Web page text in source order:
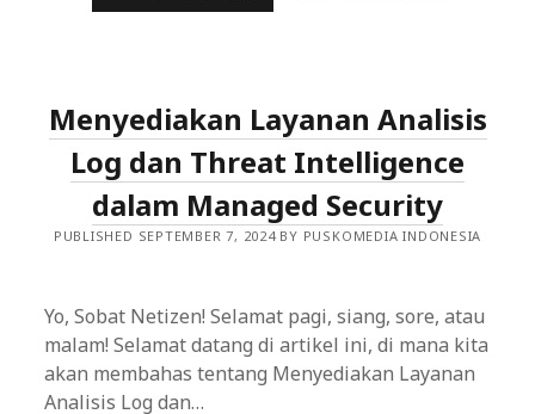
INTELLIGENCE
UNTUK
PERLINDUNGAN
YANG
LEBIH
EFEKTIF
Menyediakan Layanan Analisis
Log dan Threat Intelligence
dalam Managed Security
PUBLISHED SEPTEMBER 7, 2024 BY PUSKOMEDIA INDONESIA
Yo, Sobat Netizen! Selamat pagi, siang, sore, atau
malam! Selamat datang di artikel ini, di mana kita
akan membahas tentang Menyediakan Layanan
Analisis Log dan…